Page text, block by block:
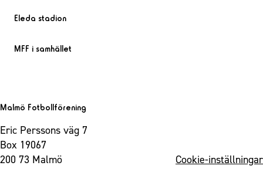
Eleda stadion
MFF i samhället
Malmö Fotbollförening
Eric Perssons väg 7
Box 19067
200 73 Malmö
Cookie-inställningar